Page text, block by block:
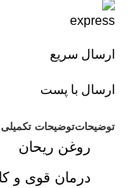
ارسال سریع
ارسال با پست
توضیحاتتوضیحات تکمیلی
روغن ریحان
درمان قوی و